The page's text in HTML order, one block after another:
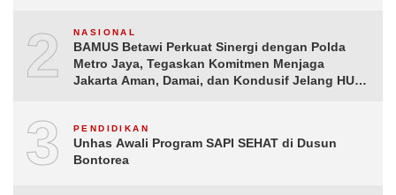
2 NASIONAL
BAMUS Betawi Perkuat Sinergi dengan Polda
Metro Jaya, Tegaskan Komitmen Menjaga
Jakarta Aman, Damai, dan Kondusif Jelang HUT
3 PENDIDIKAN
Unhas Awali Program SAPI SEHAT di Dusun
Bontorea